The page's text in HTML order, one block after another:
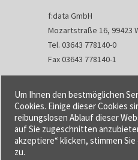
f:data GmbH
Mozartstraße 16, 99423
Tel. 03643 778140-0
Fax 03643 778140-1
info@fdata.de
Kontakt
Impressum
Datenschutzerklärung
Urheberrecht und
Um Ihnen den bestmöglichen
Cookies. Einige dieser Cookies
reibungslosen Ablauf dieser
auf Sie zugeschnitten
akzeptiere“ klicken, stimmen
zu.